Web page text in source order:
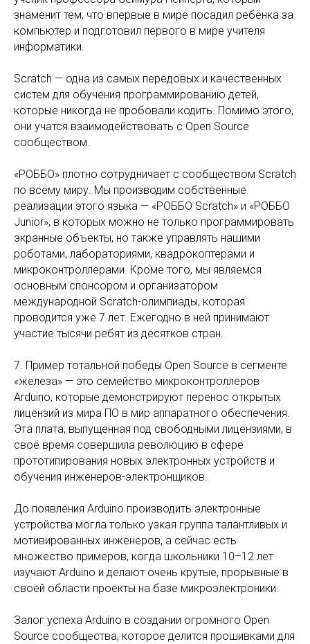
знаменит тем, что впервые в мире посадил ребёнка за
компьютер и подготовил первого в мире учителя
информатики.
Scratch — одна из самых передовых и качественных
систем для обучения программированию детей,
которые никогда не пробовали кодить. Помимо этого,
они учатся взаимодействовать с Open Source
сообществом.
«РОББО» плотно сотрудничает с сообществом Scratch
по всему миру. Мы производим собственные
реализации этого языка — «РОББО Scratch» и «РОББО
Junior», в которых можно не только программировать
экранные объекты, но также управлять нашими
роботами, лабораториями, квадрокоптерами и
микроконтроллерами. Кроме того, мы являемся
основным спонсором и организатором
международной Scratch-олимпиады, которая
проводится уже 7 лет. Ежегодно в ней принимают
участие тысячи ребят из десятков стран.
7. Пример тотальной победы Open Source в сегменте
«железа» — это семейство микроконтроллеров
Arduino, которые демонстрируют перенос открытых
лицензий из мира ПО в мир аппаратного обеспечения.
Эта плата, выпущенная под свободными лицензиями, в
своё время совершила революцию в сфере
прототипирования новых электронных устройств и
обучения инженеров-электронщиков.
До появления Arduino производить электронные
устройства могла только узкая группа талантливых и
мотивированных инженеров, а сейчас есть
множество примеров, когда школьники 10–12 лет
изучают Arduino и делают очень крутые, прорывные в
своей области проекты на базе микроэлектроники.
Залог успеха Arduino в создании огромного Open
Source сообщества, которое делится прошивками для